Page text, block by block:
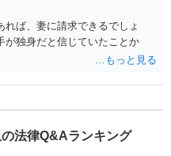
ば、妻に請求できるでしょ
が独身だと信じていたことか
法律Q&Aランキング